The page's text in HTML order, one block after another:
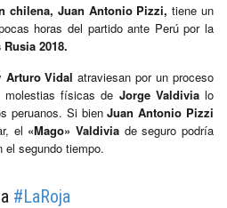
chilena, Juan Antonio Pizzi, tiene un
horas del partido ante Perú por la
2018.
Arturo Vidal atraviesan por un proceso
físicas de Jorge Valdivialo
peruanos. Si bienJuan Antonio Pizzi
el «Mago» Valdiviade seguro podría
el segundo tiempo.
#LaRoja